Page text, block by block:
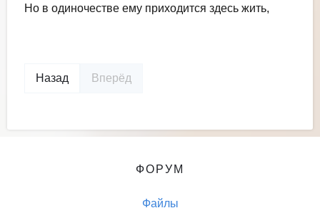
Но в одиночестве ему приходится здесь жить,
Назад Вперёд
ФОРУМ
Файлы